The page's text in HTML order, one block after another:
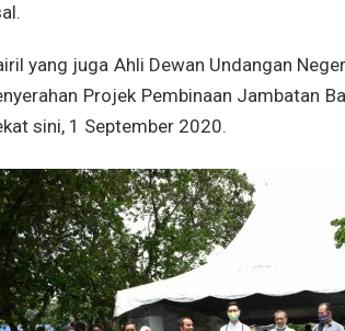
yang juga Ahli Dewan Undangan
Projek Pembinaan Jambatan
sini, 1 September 2020.